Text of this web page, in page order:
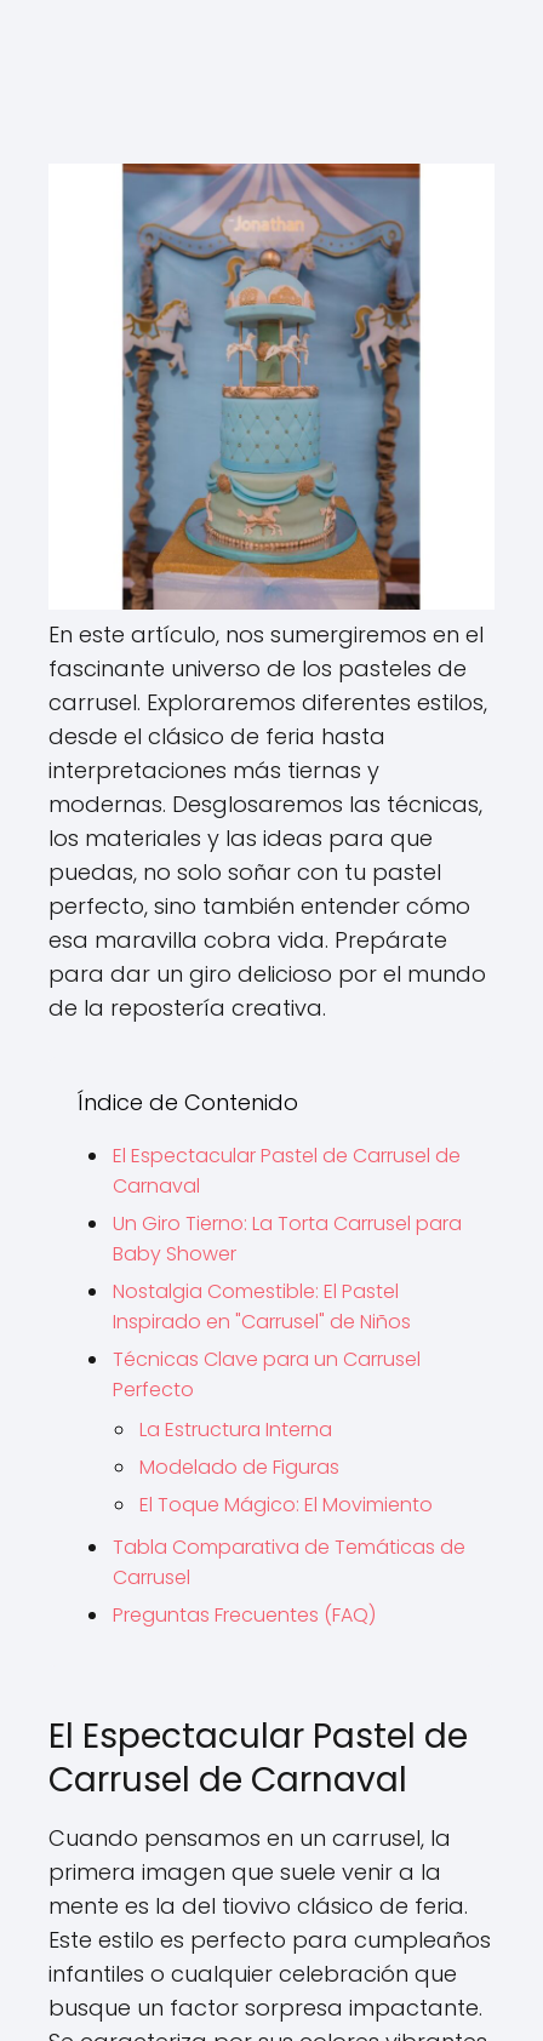
En este artículo, nos sumergiremos en el
fascinante universo de los pasteles de
carrusel. Exploraremos diferentes estilos,
desde el clásico de feria hasta
interpretaciones más tiernas y
modernas. Desglosaremos las técnicas,
los materiales y las ideas para que
puedas, no solo soñar con tu pastel
perfecto, sino también entender cómo
esa maravilla cobra vida. Prepárate
para dar un giro delicioso por el mundo
de la repostería creativa.
Índice de Contenido
El Espectacular Pastel de Carrusel de
Carnaval
Un Giro Tierno: La Torta Carrusel para
Baby Shower
Nostalgia Comestible: El Pastel
Inspirado en "Carrusel" de Niños
Técnicas Clave para un Carrusel
Perfecto
La Estructura Interna
Modelado de Figuras
El Toque Mágico: El Movimiento
Tabla Comparativa de Temáticas de
Carrusel
Preguntas Frecuentes (FAQ)
El Espectacular Pastel de
Carrusel de Carnaval
Cuando pensamos en un carrusel, la
primera imagen que suele venir a la
mente es la del tiovivo clásico de feria.
Este estilo es perfecto para cumpleaños
infantiles o cualquier celebración que
busque un factor sorpresa impactante.